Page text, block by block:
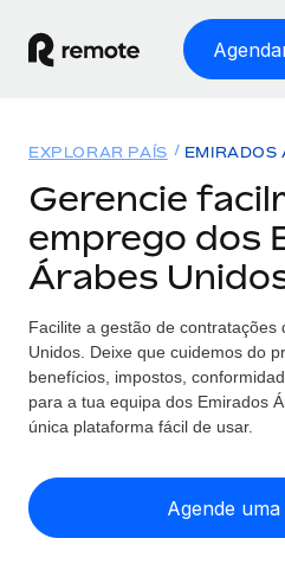
EMPREGO GLOBAL
Processamento Salarial
Employer of Record
Expanda globalmente sem
entidades
globalmente
Soluções
Explorador de países
Encontra apoio para
Comparar a Remote
TORNE-SE NOSSO
Preçário
Português (Portugal)
Nederlands Início de
EXPLORAR PAÍS EMIRADOS
Gerencie
emprego dos
Árabes
Facilite a gestão de contratações
Unidos. Deixe que cuidemos do
benefícios, impostos,
para a tua equipa dos Emirados
única plataforma fácil de usar.
Agende uma